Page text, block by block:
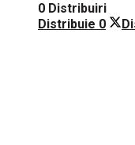
0 Distribuiri
Distribuie 0